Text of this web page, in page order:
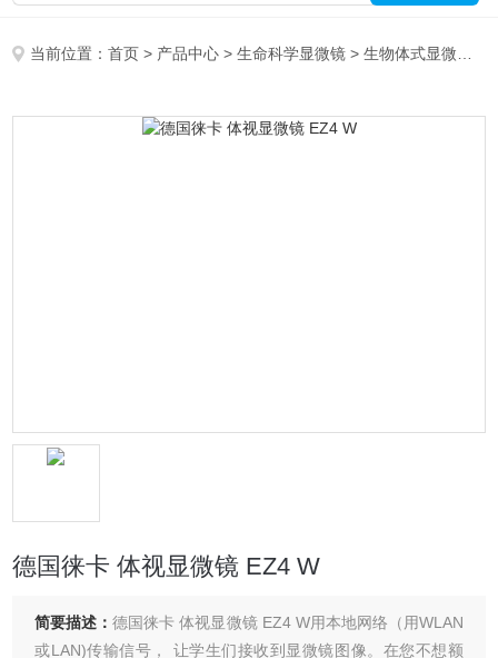
当前位置：首页 > 产品中心 >生命科学显微镜 >生物体式显微镜
德国徕卡 体视显微镜 EZ4 W
简要描述：德国徕卡 体视显微镜 EZ4 W用本地网络（用WLAN
或LAN)传输信号， 让学生们接收到显微镜图像。在您不想额